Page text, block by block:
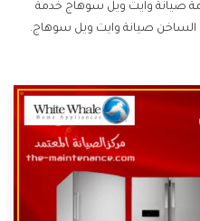
صيانة وايت ويل سوهاج خدمة
صيانة وايت ويل سوهاج.